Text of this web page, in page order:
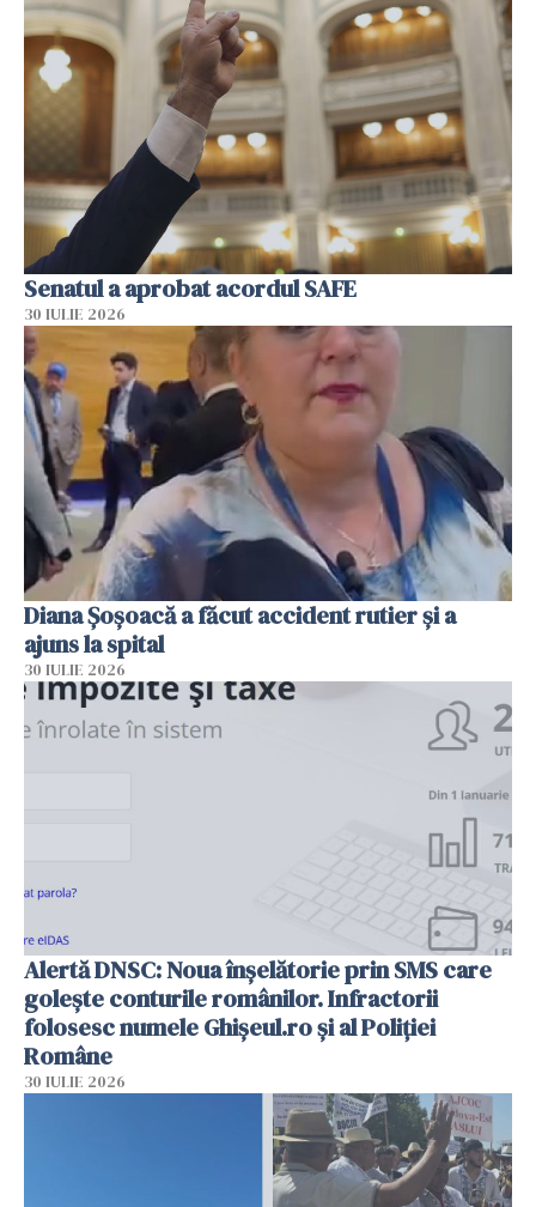
Senatul a aprobat acordul SAFE
30 IULIE 2026
Diana Șoșoacă a făcut accident rutier și a
ajuns la spital
30 IULIE 2026
Alertă DNSC: Noua înșelătorie prin SMS care
golește conturile românilor. Infractorii
folosesc numele Ghișeul.ro și al Poliției
Române
30 IULIE 2026